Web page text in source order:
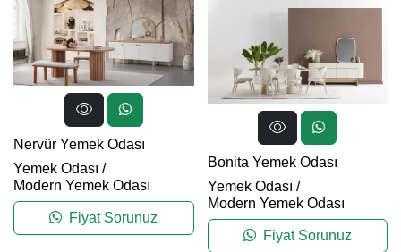
Nervür Yemek Odası
Yemek Odası /
Modern Yemek Odası
Fiyat Sorunuz
Bonita Yemek Odası
Yemek Odası /
Modern Yemek Odası
Fiyat Sorunuz